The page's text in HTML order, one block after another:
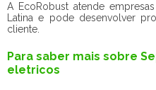
A EcoRobust atende
Latina e pode desenvolver
cliente.
Para saber mais sobre
eletricos